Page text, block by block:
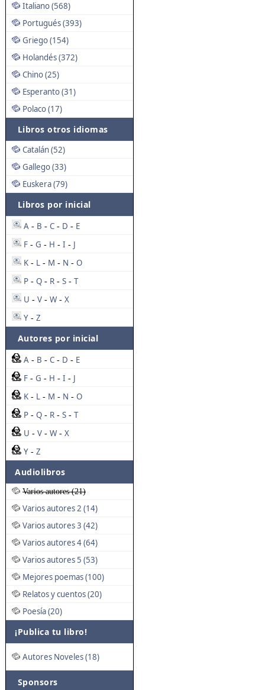
Italiano (568)
Portugués (393)
Griego (154)
Holandés (372)
Chino (25)
Esperanto (31)
Polaco (17)
Libros otros idiomas
Catalán (52)
Gallego (33)
Euskera (79)
Libros por inicial
A - B - C - D - E
F - G - H - I - J
K - L - M - N - O
P - Q - R - S - T
U - V - W - X
Y - Z
Autores por inicial
A - B - C - D - E
F - G - H - I - J
K - L - M - N - O
P - Q - R - S - T
U - V - W - X
Y - Z
Audiolibros
Varios autores (21)
Varios autores 2 (14)
Varios autores 3 (42)
Varios autores 4 (64)
Varios autores 5 (53)
Mejores poemas (100)
Relatos y cuentos (20)
Poesía (20)
¡Publica tu libro!
Autores Noveles (18)
Sponsors